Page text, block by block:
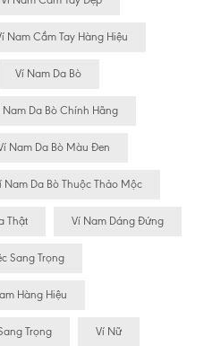
Nam Cầm Tay Hàng Hiệu
Ví Nam Da Bò
Nam Da Bò Chính Hãng
Nam Da Bò Màu Đen
Nam Da Bò Thuộc Thảo Mộc
Thật Ví Nam Dáng Đứng
Sang Trọng
Hàng Hiệu
Trọng Ví Nữ